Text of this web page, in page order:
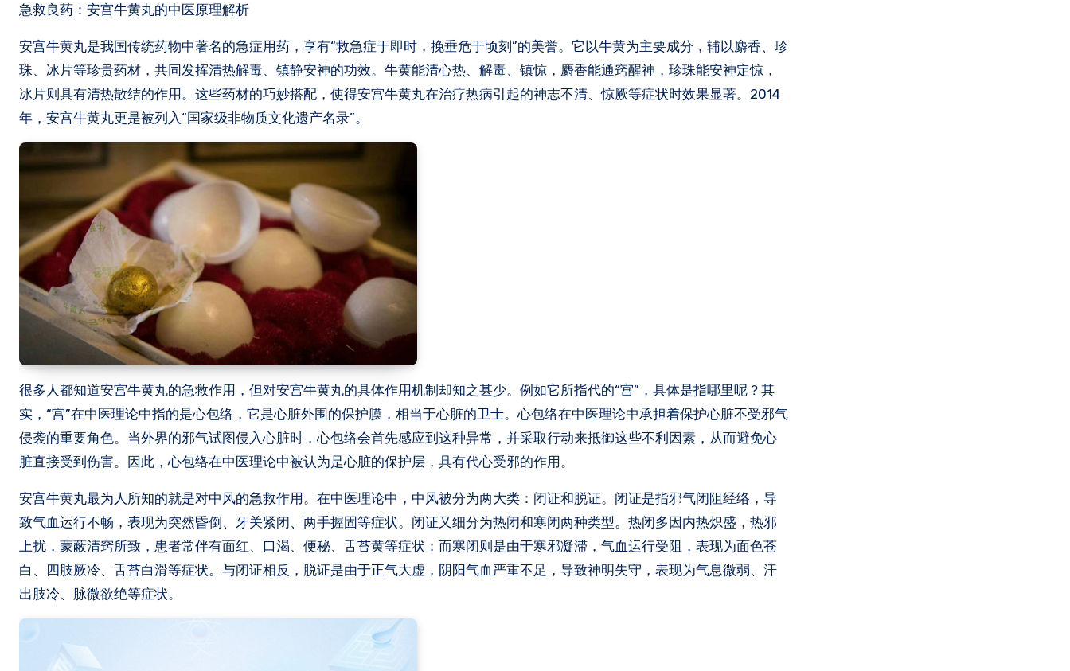
急救良药：安宫牛黄丸的中医原理解析
安宫牛黄丸是我国传统药物中著名的急症用药，享有“救急症于即时，挽垂危于顷刻”的美誉。它以牛黄为主要成分，辅以麝香、珍
珠、冰片等珍贵药材，共同发挥清热解毒、镇静安神的功效。牛黄能清心热、解毒、镇惊，麝香能通窍醒神，珍珠能安神定惊，
冰片则具有清热散结的作用。这些药材的巧妙搭配，使得安宫牛黄丸在治疗热病引起的神志不清、惊厥等症状时效果显著。2014
年，安宫牛黄丸更是被列入“国家级非物质文化遗产名录”。
很多人都知道安宫牛黄丸的急救作用，但对安宫牛黄丸的具体作用机制却知之甚少。例如它所指代的“宫”，具体是指哪里呢？其
实，“宫”在中医理论中指的是心包络，它是心脏外围的保护膜，相当于心脏的卫士。心包络在中医理论中承担着保护心脏不受邪气
侵袭的重要角色。当外界的邪气试图侵入心脏时，心包络会首先感应到这种异常，并采取行动来抵御这些不利因素，从而避免心
脏直接受到伤害。因此，心包络在中医理论中被认为是心脏的保护层，具有代心受邪的作用。
安宫牛黄丸最为人所知的就是对中风的急救作用。在中医理论中，中风被分为两大类：闭证和脱证。闭证是指邪气闭阻经络，导
致气血运行不畅，表现为突然昏倒、牙关紧闭、两手握固等症状。闭证又细分为热闭和寒闭两种类型。热闭多因内热炽盛，热邪
上扰，蒙蔽清窍所致，患者常伴有面红、口渴、便秘、舌苔黄等症状；而寒闭则是由于寒邪凝滞，气血运行受阻，表现为面色苍
白、四肢厥冷、舌苔白滑等症状。与闭证相反，脱证是由于正气大虚，阴阳气血严重不足，导致神明失守，表现为气息微弱、汗
出肢冷、脉微欲绝等症状。